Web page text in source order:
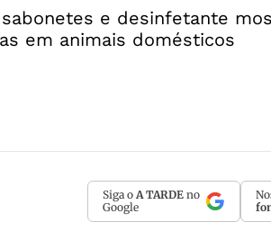
e desinfetante
em animais domésticos
Siga o A TARDE no
Google